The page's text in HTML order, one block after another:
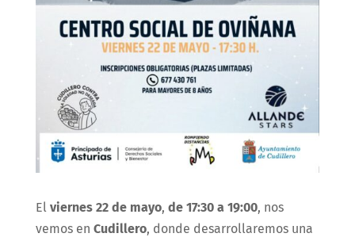
El viernes 22 de mayo, de 17:30 a 19:00, nos
vemos en Cudillero, donde desarrollaremos una